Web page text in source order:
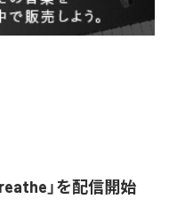
」を配信開始